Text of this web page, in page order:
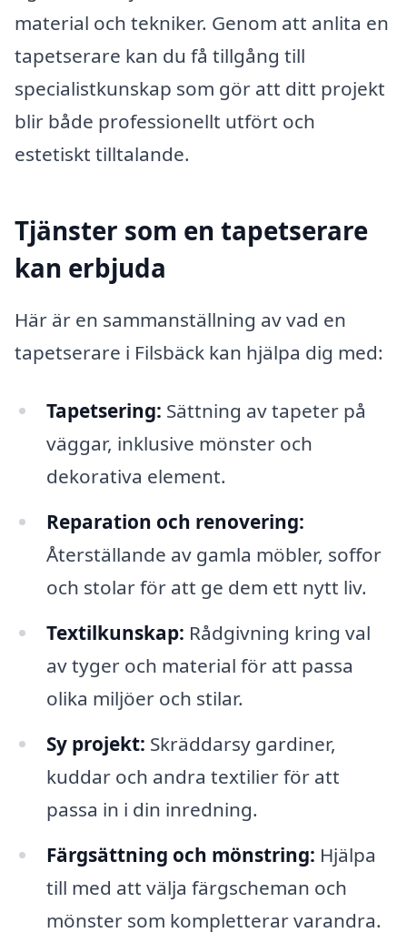
material och tekniker. Genom att anlita en
tapetserare kan du få tillgång till
specialistkunskap som gör att ditt projekt
blir både professionellt utfört och
estetiskt tilltalande.
Tjänster som en tapetserare
kan erbjuda
Här är en sammanställning av vad en
tapetserare i Filsbäck kan hjälpa dig med:
Tapetsering: Sättning av tapeter på
väggar, inklusive mönster och
dekorativa element.
Reparation och renovering:
Återställande av gamla möbler, soffor
och stolar för att ge dem ett nytt liv.
Textilkunskap: Rådgivning kring val
av tyger och material för att passa
olika miljöer och stilar.
Sy projekt: Skräddarsy gardiner,
kuddar och andra textilier för att
passa in i din inredning.
Färgsättning och mönstring: Hjälpa
till med att välja färgscheman och
mönster som kompletterar varandra.